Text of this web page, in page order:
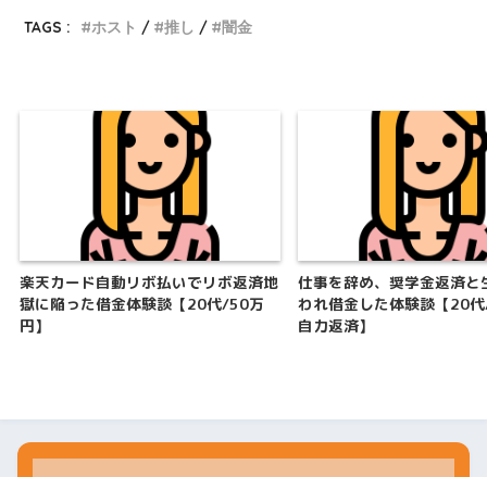
TAGS : ホスト 推し 闇金
楽天カード自動リボ払いでリボ返済地
獄に陥った借金体験談【20代/50万
円】
仕事を辞め、奨学金返済と
われ借金した体験談【20
自力返済】